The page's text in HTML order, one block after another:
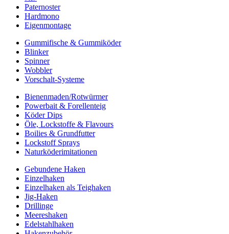
Paternoster
Hardmono
Eigenmontage
Gummifische & Gummiköder
Blinker
Spinner
Wobbler
Vorschalt-Systeme
Bienenmaden/Rotwürmer
Powerbait & Forellenteig
Köder Dips
Öle, Lockstoffe & Flavours
Boilies & Grundfutter
Lockstoff Sprays
Naturköderimitationen
Gebundene Haken
Einzelhaken
Einzelhaken als Teighaken
Jig-Haken
Drillinge
Meereshaken
Edelstahlhaken